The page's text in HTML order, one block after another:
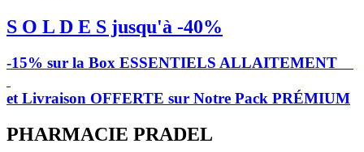
S O L D E S jusqu'à -40%
-15% sur la Box ESSENTIELS ALLAITEMENT
et Livraison OFFERTE sur Notre Pack PRÉMIUM
PHARMACIE PRADEL